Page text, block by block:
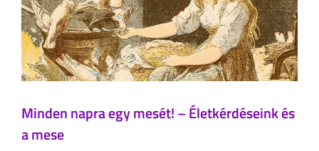
Minden napra egy mesét! – Életkérdéseink és
a mese